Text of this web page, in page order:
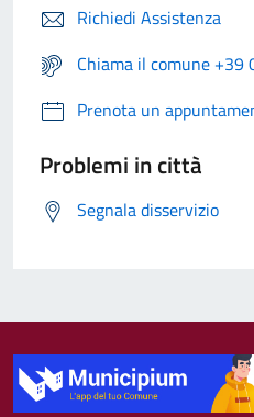
Richiedi Assistenza
Chiama il comune +39
Prenota un
Problemi in città
Segnala disservizio